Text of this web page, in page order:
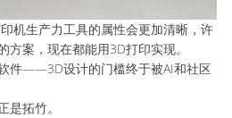
机生产力工具的属性会更加清晰，许
方案，现在都能用3D打印实现。
件——3D设计的门槛终于被AI和社区
是拓竹。